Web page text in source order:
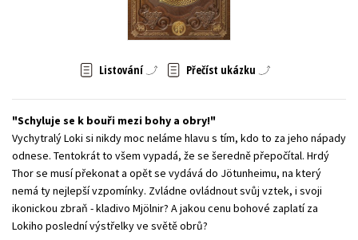
Zahraniční literatura
Listování Přečíst ukázku
Schyluje se k bouři mezi bohy a obry!
Vychytralý Loki si nikdy moc neláme hlavu s tím, kdo to za jeho nápady
odnese. Tentokrát to všem vypadá, že se šeredně přepočítal. Hrdý
Thor se musí překonat a opět se vydává do Jötunheimu, na který
nemá ty nejlepší vzpomínky. Zvládne ovládnout svůj vztek, i svoji
ikonickou zbraň - kladivo Mjölnir? A jakou cenu bohové zaplatí za
Lokiho poslední výstřelky ve světě obrů?